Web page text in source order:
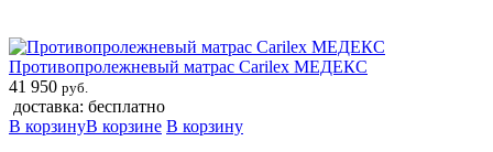
Противопролежневый матрас Carilex МЕДЕКС
41 950 руб.
доставка: бесплатно
В корзинуВ корзине В корзину